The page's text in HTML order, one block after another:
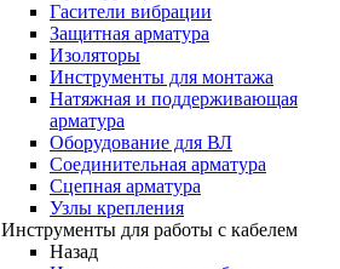
Гасители вибрации
Защитная арматура
Изоляторы
Инструменты для монтажа
Натяжная и поддерживающая
арматура
Оборудование для ВЛ
Соединительная арматура
Сцепная арматура
Узлы крепления
Инструменты для работы с кабелем
Назад